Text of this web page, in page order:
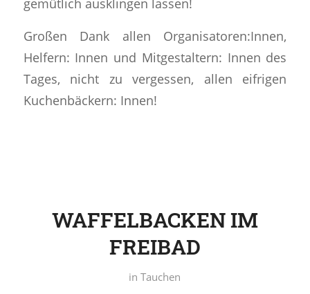
Großen Dank allen Organisatoren:Innen,
Helfern: Innen und Mitgestaltern: Innen des
Tages, nicht zu vergessen, allen eifrigen
Kuchenbäckern: Innen!
WAFFELBACKEN IM
FREIBAD
inTauchen